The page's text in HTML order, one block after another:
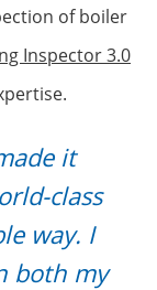
of boiler
Inspector 3.0
it
class
way. I
both my